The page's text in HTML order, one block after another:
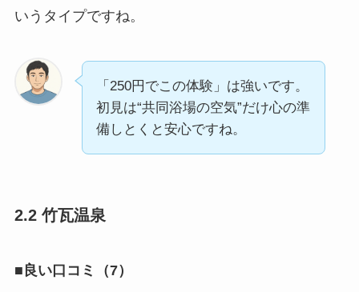
いうタイプですね。
「250円でこの体験」は強いです。
初見は“共同浴場の空気”だけ心の準
備しとくと安心ですね。
2.2 竹瓦温泉
■良い口コミ（7）